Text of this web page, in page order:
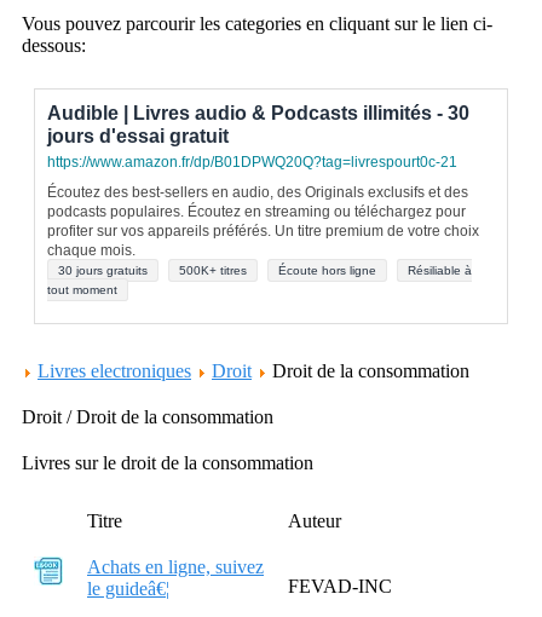
Vous pouvez parcourir les categories en cliquant sur le lien ci-
dessous:
Audible | Livres audio & Podcasts illimités - 30
jours d'essai gratuit
https://www.amazon.fr/dp/B01DPWQ20Q?tag=livrespourt0c-21
Écoutez des best-sellers en audio, des Originals exclusifs et des
podcasts populaires. Écoutez en streaming ou téléchargez pour
profiter sur vos appareils préférés. Un titre premium de votre choix
chaque mois.
30 jours gratuits 500K+ titres Écoute hors ligne
Résiliable à
tout moment
Livres electroniques Droit Droit de la consommation
Droit / Droit de la consommation
Livres sur le droit de la consommation
Titre Auteur
Achats en ligne, suivez
le guideâ€¦
FEVAD-INC